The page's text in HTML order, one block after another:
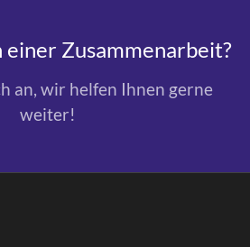
Zusammenarbeit?
an, wir helfen Ihnen gerne
weiter!